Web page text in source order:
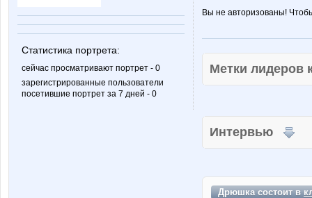
Статистика портрета:
сейчас просматривают портрет - 0
зарегистрированные пользователи
посетившие портрет за 7 дней - 0
Вы не авторизованы!
Метки
Интервью
Дрюшка состоит в